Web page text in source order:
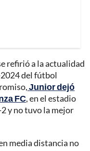
refirió a la actualidad
del fútbol
Junior dejó
FC, en el estadio
y no tuvo la mejor
media distancia no